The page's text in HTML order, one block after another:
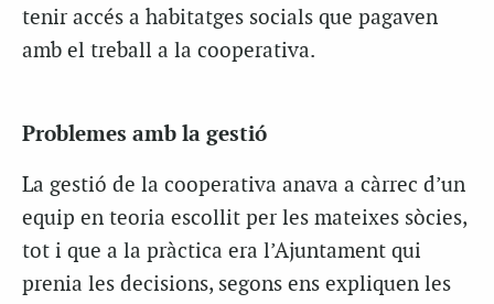
tenir accés a habitatges socials que pagaven
amb el treball a la cooperativa.
Problemes amb la gestió
La gestió de la cooperativa anava a càrrec d’un
equip en teoria escollit per les mateixes sòcies,
tot i que a la pràctica era l’Ajuntament qui
prenia les decisions, segons ens expliquen les